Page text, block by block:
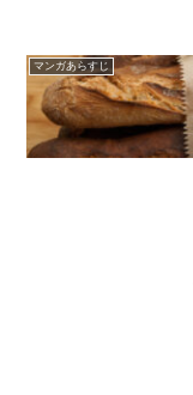
マンガあらすじ